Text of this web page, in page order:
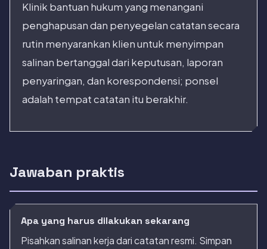
Klinik bantuan hukum yang menangani
penghapusan dan penyegelan catatan secara
rutin menyarankan klien untuk menyimpan
salinan bertanggal dari keputusan, laporan
penyaringan, dan korespondensi; ponsel
adalah tempat catatan itu berakhir.
Jawaban praktis
Apa yang harus dilakukan sekarang
Pisahkan salinan kerja dari catatan resmi. Simpan